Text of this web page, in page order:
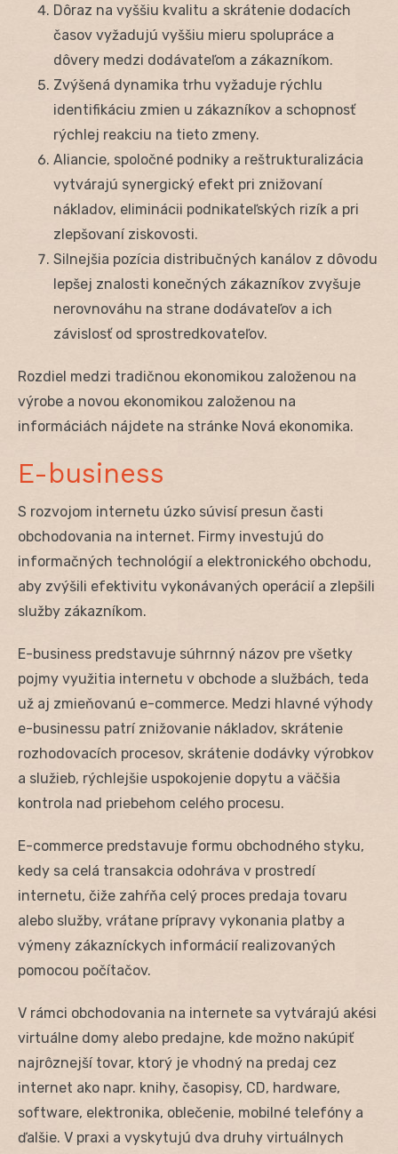
Dôraz na vyššiu kvalitu a skrátenie dodacích
časov vyžadujú vyššiu mieru spolupráce a
dôvery medzi dodávateľom a zákazníkom.
Zvýšená dynamika trhu vyžaduje rýchlu
identifikáciu zmien u zákazníkov a schopnosť
rýchlej reakciu na tieto zmeny.
Aliancie, spoločné podniky a reštrukturalizácia
vytvárajú synergický efekt pri znižovaní
nákladov, eliminácii podnikateľských rizík a pri
zlepšovaní ziskovosti.
Silnejšia pozícia distribučných kanálov z dôvodu
lepšej znalosti konečných zákazníkov zvyšuje
nerovnováhu na strane dodávateľov a ich
závislosť od sprostredkovateľov.
Rozdiel medzi tradičnou ekonomikou založenou na
výrobe a novou ekonomikou založenou na
informáciách nájdete na stránke Nová ekonomika.
E-business
S rozvojom internetu úzko súvisí presun časti
obchodovania na internet. Firmy investujú do
informačných technológií a elektronického obchodu,
aby zvýšili efektivitu vykonávaných operácií a zlepšili
služby zákazníkom.
E-business predstavuje súhrnný názov pre všetky
pojmy využitia internetu v obchode a službách, teda
už aj zmieňovanú e-commerce. Medzi hlavné výhody
e-businessu patrí znižovanie nákladov, skrátenie
rozhodovacích procesov, skrátenie dodávky výrobkov
a služieb, rýchlejšie uspokojenie dopytu a väčšia
kontrola nad priebehom celého procesu.
E-commerce predstavuje formu obchodného styku,
kedy sa celá transakcia odohráva v prostredí
internetu, čiže zahŕňa celý proces predaja tovaru
alebo služby, vrátane prípravy vykonania platby a
výmeny zákazníckych informácií realizovaných
pomocou počítačov.
V rámci obchodovania na internete sa vytvárajú akési
virtuálne domy alebo predajne, kde možno nakúpiť
najrôznejší tovar, ktorý je vhodný na predaj cez
internet ako napr. knihy, časopisy, CD, hardware,
software, elektronika, oblečenie, mobilné telefóny a
ďalšie. V praxi a vyskytujú dva druhy virtuálnych